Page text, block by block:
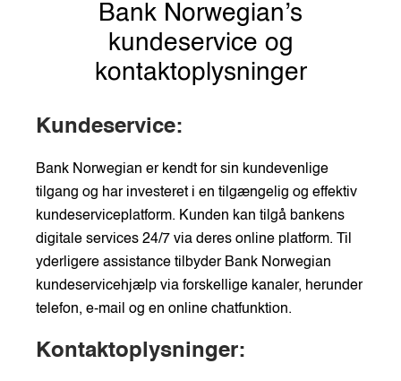
Bank Norwegian’s
kundeservice og
kontaktoplysninger
Kundeservice:
Bank Norwegian er kendt for sin kundevenlige
tilgang og har investeret i en tilgængelig og effektiv
kundeserviceplatform. Kunden kan tilgå bankens
digitale services 24/7 via deres online platform. Til
yderligere assistance tilbyder Bank Norwegian
kundeservicehjælp via forskellige kanaler, herunder
telefon, e-mail og en online chatfunktion.
Kontaktoplysninger: